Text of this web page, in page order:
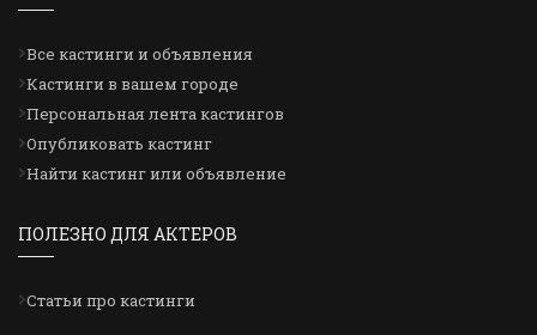
Все кастинги и объявления
Кастинги в вашем городе
Персональная лента кастингов
Опубликовать кастинг
Найти кастинг или объявление
ПОЛЕЗНО ДЛЯ АКТЕРОВ
Статьи про кастинги